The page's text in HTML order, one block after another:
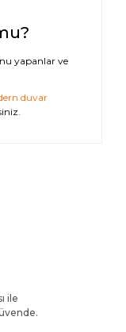
yapanlar ve
duvar
ile